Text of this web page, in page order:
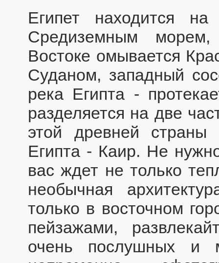
Египет находится
Средиземным
Востоке омывается
Суданом, западный
река Египта -
разделяется на две
этой древней страны
Египта - Каир. Не
вас ждет не только
необычная
только в восточном
пейзажами,
очень послушных и